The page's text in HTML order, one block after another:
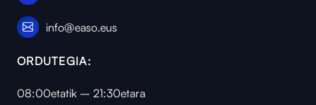
info@easo.eus
ORDUTEGIA:
08:00etatik – 21:30etara